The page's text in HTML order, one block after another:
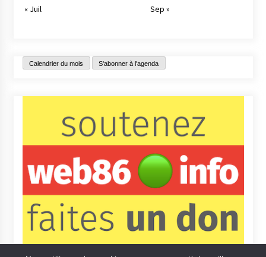
« Juil
Sep »
Calendrier du mois S'abonner à l'agenda